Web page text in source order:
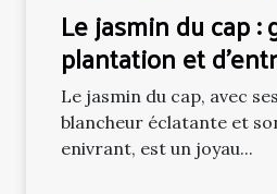
Le jasmin du cap :
plantation et
une floraison
Le jasmin du cap, avec
blancheur éclatante et
enivrant, est un joyau...